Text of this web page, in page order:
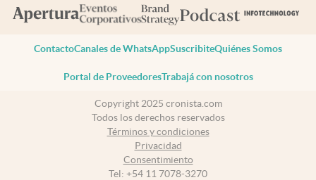
ContactoCanales de WhatsAppSuscribiteQuiénes Somos
Portal de ProveedoresTrabajá con nosotros
Copyright 2025 cronista.com
Todos los derechos reservados
Términos y condiciones
Privacidad
Consentimiento
Tel: +54 11 7078-3270